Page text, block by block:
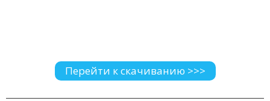
Перейти к скачиванию >>>